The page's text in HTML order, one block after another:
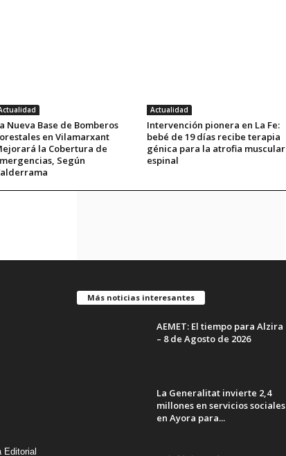
Nueva Base de Bomberos
en Vilamarxant
la Cobertura de
Según
Actualidad
Intervención pionera en La Fe:
bebé de 19 días recibe terapia
génica para la atrofia muscular
espinal
Editorial
Más noticias interesantes
AEMET: El tiempo para Alzira
– 8 de Agosto de 2026
La Generalitat invierte 2,4
millones en servicios sociales
en Ayora para...